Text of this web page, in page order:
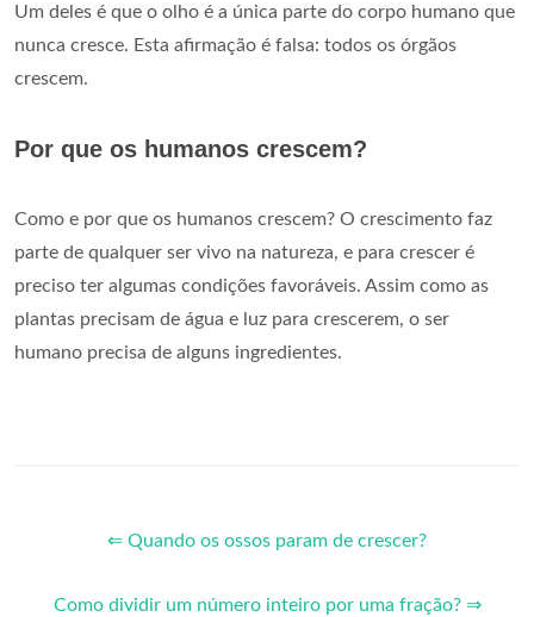
Um deles é que o olho é a única parte do corpo humano que
nunca cresce. Esta afirmação é falsa: todos os órgãos
crescem.
Por que os humanos crescem?
Como e por que os humanos crescem? O crescimento faz
parte de qualquer ser vivo na natureza, e para crescer é
preciso ter algumas condições favoráveis. Assim como as
plantas precisam de água e luz para crescerem, o ser
humano precisa de alguns ingredientes.
⇐ Quando os ossos param de crescer?
Como dividir um número inteiro por uma fração? ⇒